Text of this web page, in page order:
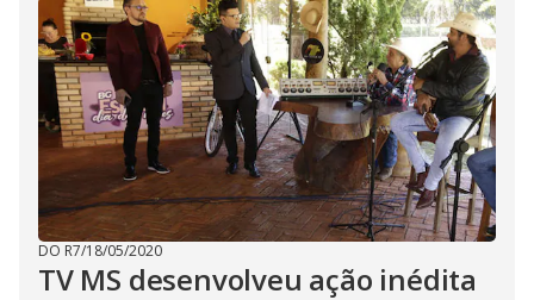
DO R7/18/05/2020
TV MS desenvolveu ação inédita